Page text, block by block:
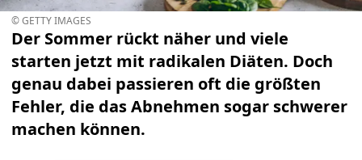
© GETTY IMAGES
Der Sommer rückt näher und viele
starten jetzt mit radikalen Diäten. Doch
genau dabei passieren oft die größten
Fehler, die das Abnehmen sogar schwerer
machen können.